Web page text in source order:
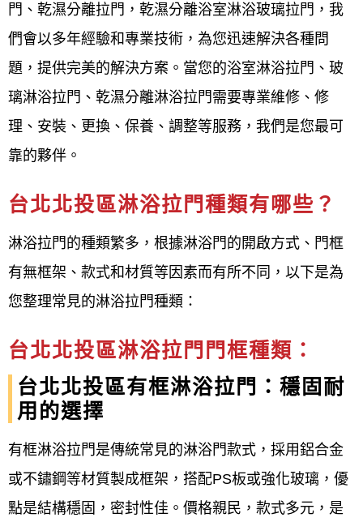
台北北投區淋浴拉門、乾濕分離拉
門、浴室拉門如何選購？價格材質
款式樣式種類安裝維修更換指南
10大台北北投區淋浴拉門推薦廠商
介紹：
有框淋浴拉門
推開式淋浴拉門
折疊式淋浴拉門
L型淋浴拉門
圓弧型淋浴拉門
五角型淋浴拉門
玻璃淋浴拉門
PS板淋浴拉門
門、乾濕分離拉門，乾濕分離浴室淋浴玻璃拉門，我
們會以多年經驗和專業技術，為您迅速解決各種問
題，提供完美的解決方案。當您的浴室淋浴拉門、玻
璃淋浴拉門、乾濕分離淋浴拉門需要專業維修、修
理、安裝、更換、保養、調整等服務，我們是您最可
靠的夥伴。
台北北投區淋浴拉門種類有哪些？
淋浴拉門的種類繁多，根據淋浴門的開啟方式、門框
有無框架、款式和材質等因素而有所不同，以下是為
您整理常見的淋浴拉門種類：
台北北投區淋浴拉門門框種類：
台北北投區有框淋浴拉門：穩固耐
用的選擇
有框淋浴拉門是傳統常見的淋浴門款式，採用鋁合金
或不鏽鋼等材質製成框架，搭配PS板或強化玻璃，優
點是結構穩固，密封性佳。價格親民，款式多元，是